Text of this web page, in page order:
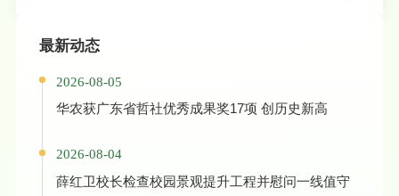
最新动态
2026-08-05
华农获广东省哲社优秀成果奖17项 创历史新高
2026-08-04
薛红卫校长检查校园景观提升工程并慰问一线值守